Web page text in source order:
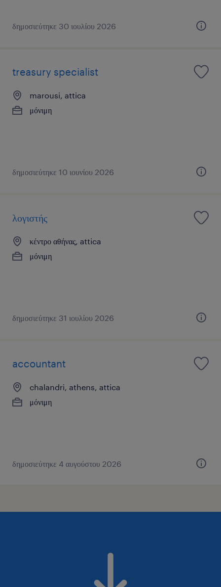
δημοσιεύτηκε 30 ιουλίου 2026
treasury specialist
marousi, attica
μόνιμη
δημοσιεύτηκε 10 ιουνίου 2026
λογιστής
κέντρο αθήνας, attica
μόνιμη
δημοσιεύτηκε 31 ιουλίου 2026
accountant
chalandri, athens, attica
μόνιμη
δημοσιεύτηκε 4 αυγούστου 2026